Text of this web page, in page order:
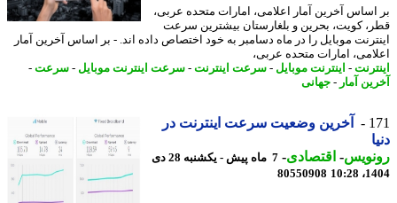
آخرین آمار اعلامی، امارات متحده عربی،
کویت، بحرین و بلغارستان بیشترین سرعت
موبایل را در ماه دسامبر به خود اختصاص داده اند. - بر اساس آخرین آمار
امارات متحده عربی،
-اینترنت موبایل-سرعت اینترنت-سرعت اینترنت موبایل-سرعت -
آمار -جهانی
آخرین وضعیت سرعت اینترنت در
-اقتصادی-
7 ماه پیش - یکشنبه 28 دی
80550908